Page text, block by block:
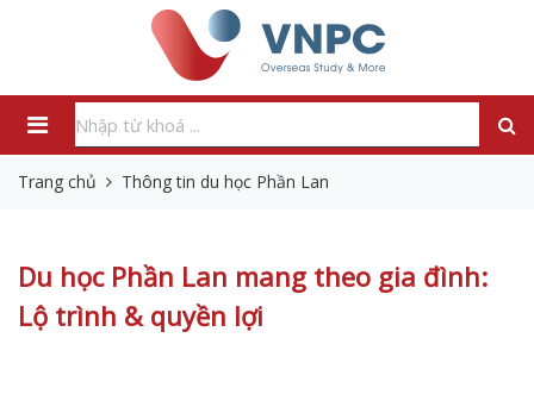
Trang chủ Thông tin du học Phần Lan
Du học Phần Lan mang theo gia đình:
Lộ trình & quyền lợi